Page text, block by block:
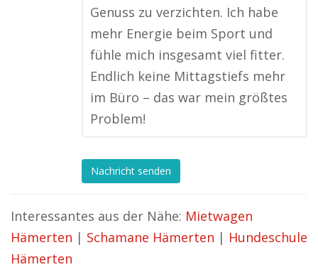
Genuss zu verzichten. Ich habe
mehr Energie beim Sport und
fühle mich insgesamt viel fitter.
Endlich keine Mittagstiefs mehr
im Büro – das war mein größtes
Problem!
Nachricht senden
Interessantes aus der Nähe: Mietwagen
Hämerten | Schamane Hämerten | Hundeschule
Hämerten